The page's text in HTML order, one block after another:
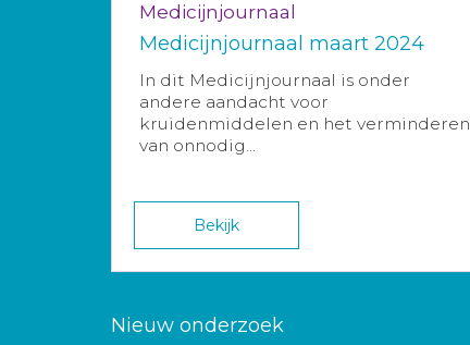
Medicijnjournaal
Medicijnjournaal maart 2024
In dit Medicijnjournaal is onder
andere aandacht voor
kruidenmiddelen en het verminderen
van onnodig...
Bekijk
Nieuw onderzoek